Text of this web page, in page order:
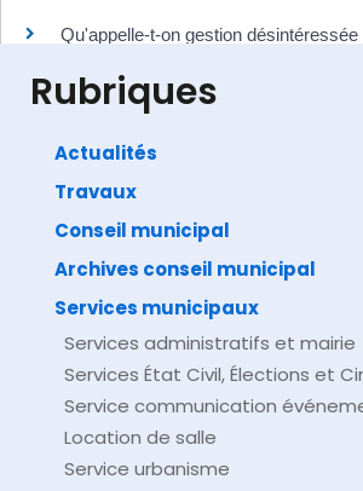
Qu'appelle-t-on gestion désintéressée
Direction de l'information légale et administrative
Rubriques
Actualités
Travaux
Conseil municipal
Archives conseil municipal
Services municipaux
Services administratifs et mairie
Services État Civil, Élections et
Service communication
Location de salle
Service urbanisme